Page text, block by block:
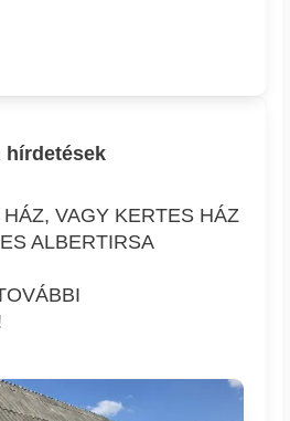
hírdetések
VAGY KERTES HÁZ
ALBERTIRSA